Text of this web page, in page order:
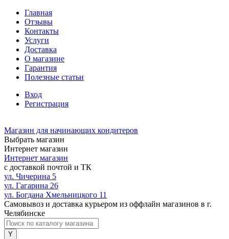
Главная
Отзывы
Контакты
Услуги
Доставка
О магазине
Гарантия
Полезные статьи
Вход
Регистрация
Магазин для начинающих кондитеров
Выбрать магазин
Интернет магазин
Интернет магазин
с доставкой почтой и ТК
ул. Чичерина 5
ул. Гагарина 26
ул. Богдана Хмельницкого 11
Самовывоз и доставка курьером из оффлайн магазинов в г.
Челябинске